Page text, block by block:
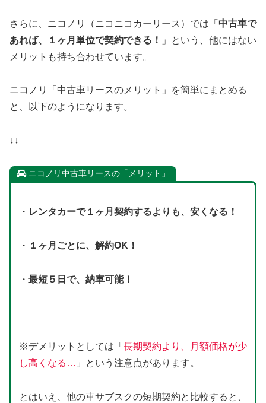
さらに、ニコノリ（ニコニコカーリース）では「 中古車で
あれば、１ヶ月単位で契約できる！
」という、他にはない
メリットも持ち合わせています。
ニコノリ「中古車リースのメリット」を簡単にまとめる
と、以下のようになります。
↓↓
ニコノリ中古車リースの「メリット」
・ レンタカーで１ヶ月契約するよりも、安くなる！
・ １ヶ月ごとに、解約OK！
・ 最短５日で、納車可能！
※デメリットとしては「 長期契約より、月額価格が少
し高くなる… 」という注意点があります。
とはいえ、他の車サブスクの短期契約と比較すると、